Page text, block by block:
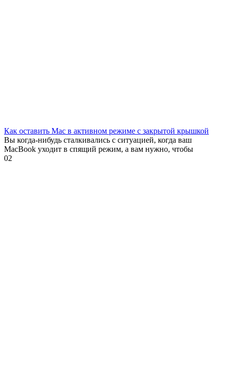
Как оставить Mac в активном режиме с закрытой крышкой
Вы когда-нибудь сталкивались с ситуацией, когда ваш
MacBook уходит в спящий режим, а вам нужно, чтобы
02